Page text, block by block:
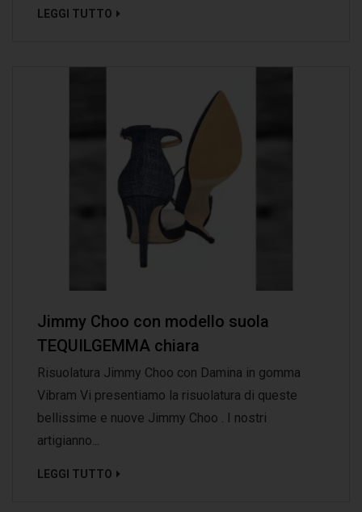
LEGGI TUTTO
Jimmy Choo con modello suola
TEQUILGEMMA chiara
Risuolatura Jimmy Choo con Damina in gomma
Vibram Vi presentiamo la risuolatura di queste
bellissime e nuove Jimmy Choo . I nostri
artigianno...
LEGGI TUTTO